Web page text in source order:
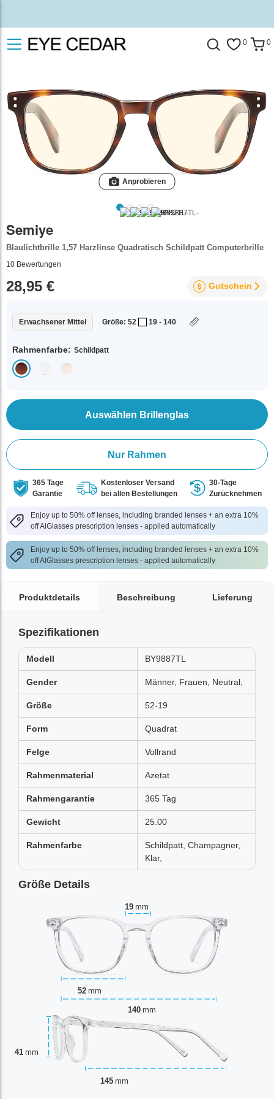
0 0
Anprobieren
Semiye
Blaulichtbrille 1,57 Harzlinse Quadratisch Schildpatt Computerbrille
10 Bewertungen
28,95 € Gutschein
Erwachsener Mittel Größe: 52 19 - 140
Rahmenfarbe: Schildpatt
Auswählen Brillenglas
Nur Rahmen
365 Tage
Garantie
Kostenloser Versand
bei allen Bestellungen
30-Tage
Zurücknehmen
Enjoy up to 50% off lenses, including branded lenses + an extra 10%
off AlGlasses prescription lenses - applied automatically
Enjoy up to 50% off lenses, including branded lenses + an extra 10%
off AlGlasses prescription lenses - applied automatically
Produktdetails Beschreibung Lieferung
Spezifikationen
Modell BY9887TL
Gender Männer, Frauen, Neutral,
Größe 52-19
Form Quadrat
Felge Vollrand
Rahmenmaterial Azetat
Rahmengarantie 365 Tag
Gewicht 25.00
Rahmenfarbe
Schildpatt, Champagner,
Klar,
Größe Details
19 mm
52 mm
41 mm
140 mm
145 mm